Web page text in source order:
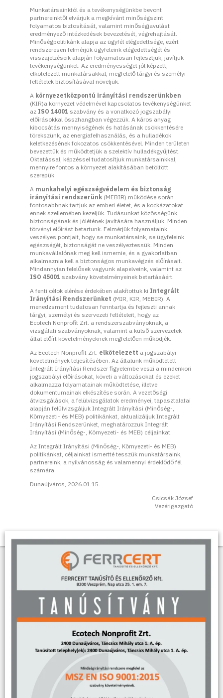
Munkatársainktól és a tevékenységünkbe bevont
partnereinktől elvárjuk a megkívánt minőségszint
folyamatos biztosítását, valamint minőségjavulást
eredményező intézkedések bevezetését, végrehajtását.
Minőségpolitikánk alapja az ügyfél elégedettsége, ezért
rendszeresen felmérjük ügyfeleink elégedettségét és
visszajelzéseik alapján folyamatosan fejlesztjük, javítjuk
tevékenységünket. Az eredményességet jól képzett,
elkötelezett munkatársakkal, megfelelő tárgyi és személyi
feltételek biztosításával növeljük.
A környezetközpontú irányítási rendszerünkben
(KIR)a környezet védelmével kapcsolatos tevékenységünket
az ISO 14001 szabvány és a vonatkozó jogszabályi
előírásokkal összhangban végezzük. A káros anyag
kibocsátás mennyiségének és hatásának csökkentésére
törekszünk, az energiafelhasználás, és a hulladékok
keletkezésének fokozatos csökkentésével. Minden területen
bevezettük és működtetjük a szelektív hulladékgyűjtést.
Oktatással, képzéssel tudatosítjuk munkatársainkkal,
mennyire fontos a környezet alakításában betöltött
szerepük.
A munkahelyi egészségvédelem és biztonság
irányítási rendszerünk (MEBIR) működése során
fontosabbnak tartjuk az emberi életet, és a kockázatokat
ennek szellemében kezeljük. Tudásunkat közösségünk
biztonságának és jólétének javítására használjuk. Minden
törvényi előírást betartunk. Felmérjük folyamataink
veszélyes pontjait, hogy se munkatársaink, se ügyfeleink
egészségét, biztonságát ne veszélyeztessük. Minden
munkavállalónak meg kell ismernie, és a gyakorlatban
alkalmaznia kell a biztonságos munkavégzés előírásait.
Mindannyian felelősek vagyunk alapelveink, valamint az
ISO 45001 szabvány követelményeinek betartásáért.
A fenti célok elérése érdekében alakítottuk ki Integrált
Irányítási Rendszerünket (MIR, KIR, MEBIR). A
menedzsment tudatosan fenntartja és fejleszti annak
tárgyi, személyi és szervezeti feltételeit, hogy az
Ecotech Nonprofit Zrt. a rendszerszabványoknak, a
vizsgálati szabványoknak, valamint a külső szervezetek
által előírt követelményeknek megfelelően működjék.
Az Ecotech Nonprofit Zrt. elkötelezett a jogszabályi
követelmények teljesítésében. Az általunk működtetett
Integrált Irányítási Rendszer figyelembe veszi a mindenkori
jogszabályi előírásokat, követi a változásokat és ezeket
alkalmazza folyamatainak működtetése, illetve
dokumentumainak elkészítése során. A vezetőségi
átvizsgálások, a felülvizsgálatok eredményei, tapasztalatai
alapján felülvizsgáljuk Integrált Irányítási (Minőség-,
Környezeti- és MEB) politikánkat, aktualizáljuk Integrált
Irányítási Rendszerünket, meghatározzuk Integrált
Irányítási (Minőség-, Környezeti- és MEB) céljainkat.
Az Integrált Irányítási (Minőség-, Környezeti- és MEB)
politikánkat, céljainkat ismertté tesszük munkatársaink,
partnereink, a nyilvánosság és valamennyi érdeklődő fél
számára.
Dunaújváros, 2026.01.15.
Csicsák József
Vezérigazgató